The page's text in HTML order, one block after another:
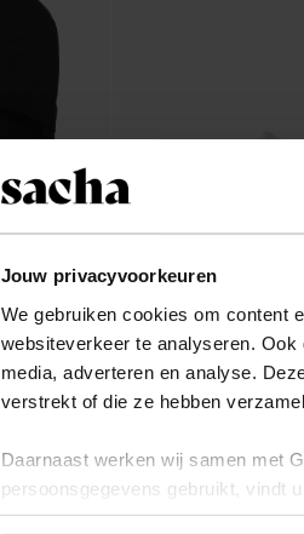
Jouw privacyvoorkeuren
We gebruiken cookies om content
websiteverkeer te analyseren.
media, adverteren en analyse.
verstrekt of die ze hebben
Daarnaast werken wij samen met
persoonsgegevens gebruikt, vindt
Baskets en cuir avec